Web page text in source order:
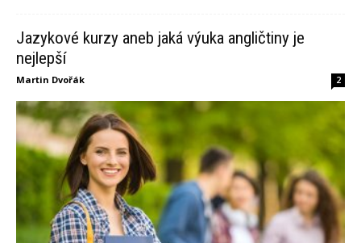
Jazykové kurzy aneb jaká výuka angličtiny je
nejlepší
Martin Dvořák 2